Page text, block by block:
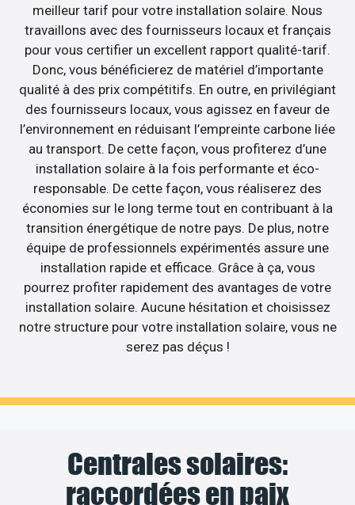
meilleur tarif pour votre installation solaire. Nous
travaillons avec des fournisseurs locaux et français
pour vous certifier un excellent rapport qualité-tarif.
Donc, vous bénéficierez de matériel d’importante
qualité à des prix compétitifs. En outre, en privilégiant
des fournisseurs locaux, vous agissez en faveur de
l’environnement en réduisant l’empreinte carbone liée
au transport. De cette façon, vous profiterez d’une
installation solaire à la fois performante et éco-
responsable. De cette façon, vous réaliserez des
économies sur le long terme tout en contribuant à la
transition énergétique de notre pays. De plus, notre
équipe de professionnels expérimentés assure une
installation rapide et efficace. Grâce à ça, vous
pourrez profiter rapidement des avantages de votre
installation solaire. Aucune hésitation et choisissez
notre structure pour votre installation solaire, vous ne
serez pas déçus !
Centrales solaires:
raccordées en paix